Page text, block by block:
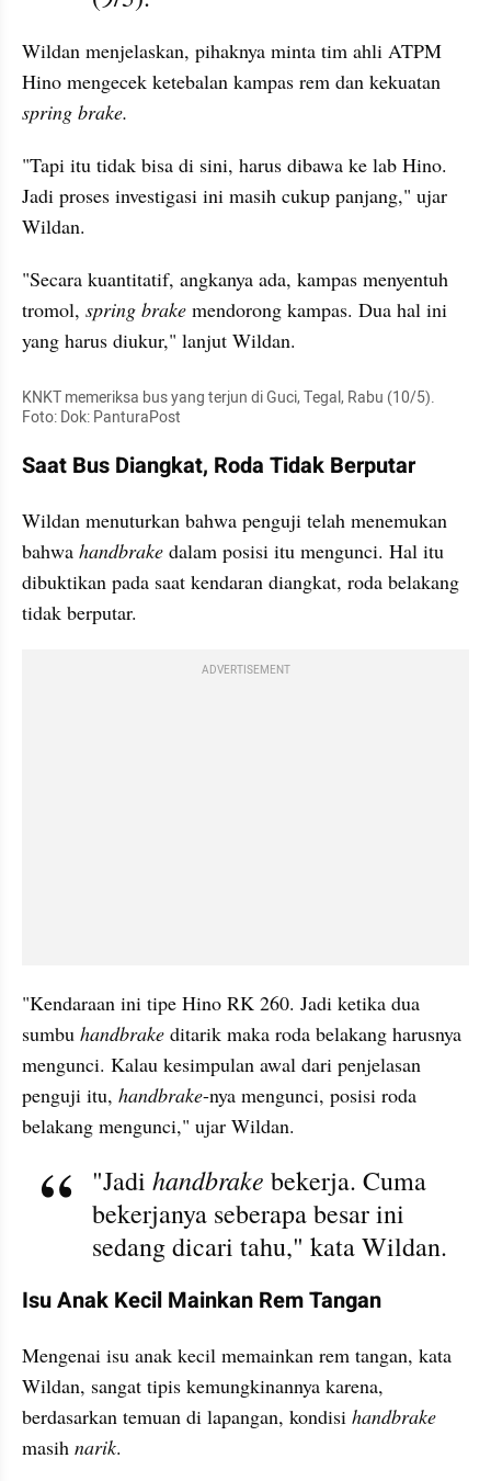
Wildan menjelaskan, pihaknya minta tim ahli ATPM
spring brake.
"Tapi itu tidak bisa di sini, harus dibawa ke lab Hino.
Jadi proses investigasi ini masih cukup panjang," ujar
Wildan.
"Secara kuantitatif, angkanya ada, kampas menyentuh
tromol, spring brake mendorong kampas. Dua hal ini
yang harus diukur," lanjut Wildan.
KNKT memeriksa bus yang terjun di Guci, Tegal, Rabu (10/5).
Foto: Dok: PanturaPost
Saat Bus Diangkat, Roda Tidak Berputar
Wildan menuturkan bahwa penguji telah menemukan
bahwa handbrake dalam posisi itu mengunci. Hal itu
dibuktikan pada saat kendaran diangkat, roda belakang
tidak berputar.
ADVERTISEMENT
"Kendaraan ini tipe Hino RK 260. Jadi ketika dua
sumbu handbrake ditarik maka roda belakang harusnya
mengunci. Kalau kesimpulan awal dari penjelasan
penguji itu, handbrake-nya mengunci, posisi roda
belakang mengunci," ujar Wildan.
"Jadi handbrake bekerja. Cuma
bekerjanya seberapa besar ini
sedang dicari tahu," kata Wildan.
Isu Anak Kecil Mainkan Rem Tangan
Mengenai isu anak kecil memainkan rem tangan, kata
Wildan, sangat tipis kemungkinannya karena,
berdasarkan temuan di lapangan, kondisi handbrake
masih narik.